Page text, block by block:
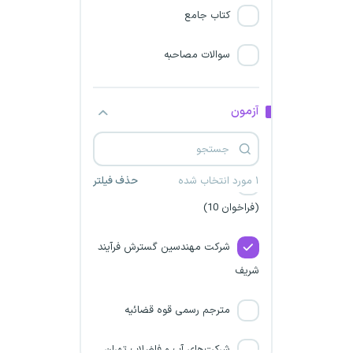
کتاب جامع
سوالات مصاحبه
آزمون
۱ مورد انتخاب شده حذف فیلتر
سوم)
سازمان اداری
شرکت معدنی و صنعتی گل گهر
(فراخوان 10)
شرکت مهندسین گسترش فرآیند
شریف
مترجم رسمی قوه قضائیه
شرکت‌های آب و فاضلاب تهران